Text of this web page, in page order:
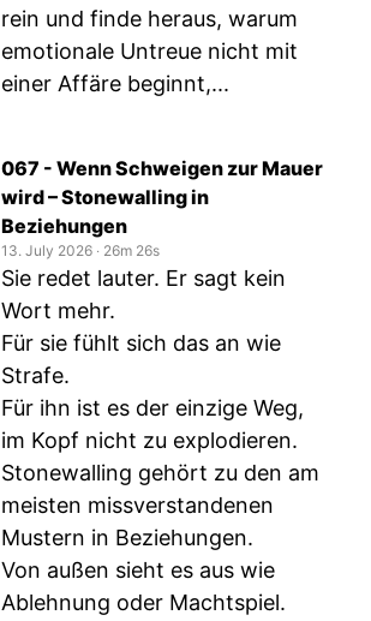
rein und finde heraus, warum
emotionale Untreue nicht mit
einer Affäre beginnt,...
067 - Wenn Schweigen zur Mauer
wird – Stonewalling in
Beziehungen
13. July 2026 ‧ 26m 26s
Sie redet lauter. Er sagt kein
Wort mehr.
Für sie fühlt sich das an wie
Strafe.
Für ihn ist es der einzige Weg,
im Kopf nicht zu explodieren.
Stonewalling gehört zu den am
meisten missverstandenen
Mustern in Beziehungen.
Von außen sieht es aus wie
Ablehnung oder Machtspiel.